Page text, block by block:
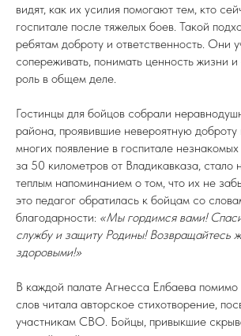
видят, как их усилия помогают тем, кто
госпитале после тяжелых боев. Такой
ребятам доброту и ответственность. Они
сопереживать, понимать ценность жизни
роль в общем деле.
Гостинцы для бойцов собрали
района, проявившие невероятную
многих появление в госпитале
за 50 километров от Владикавказа,
теплым напоминанием о том, что их не
это педагог обратилась к бойцам со
благодарности: «Мы гордимся вами!
службу и защиту Родины! Возвращайтесь
здоровыми!»
В каждой палате Агнесса Елбаева помимо
слов читала авторское стихотворение,
участникам СВО. Бойцы, привыкшие